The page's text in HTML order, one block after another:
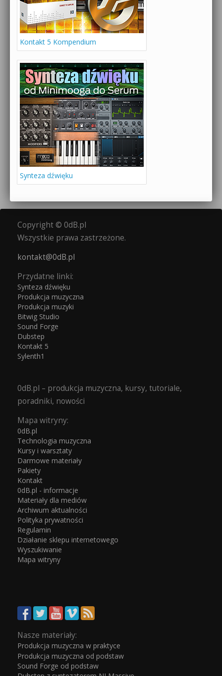
Kontakt 5 Kompendium
Synteza dźwięku
Copyright © 0dB.pl
Wszystkie prawa zastrzeżone.
kontakt@0dB.pl
Przydatne linki:
Synteza dźwięku
Produkcja muzyczna
Produkcja muzyki
Bitwig Studio
Sound Forge
Dubstep
Kontakt 5
Sylenth1
0dB.pl – produkcja muzyczna, kursy, tutoriale,
poradniki, nowości
Mapa witryny:
0dB.pl
Technologia muzyczna
Kursy i warsztaty
Darmowe materiały
Pakiety
Kontakt
0dB.pl - informacje
Materiały dla mediów
Archiwum aktualności
Polityka prywatności
Regulamin
Działanie sklepu internetowego
Wyszukiwanie
Mapa witryny
Nasze materiały:
Produkcja muzyczna w praktyce
Produkcja muzyczna od podstaw
Sound Forge od podstaw